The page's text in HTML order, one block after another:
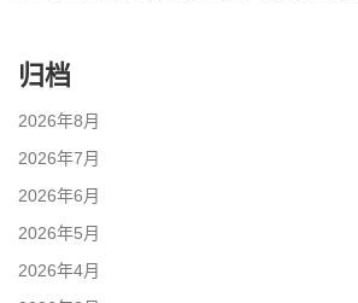
归档
2026年8月
2026年7月
2026年6月
2026年5月
2026年4月